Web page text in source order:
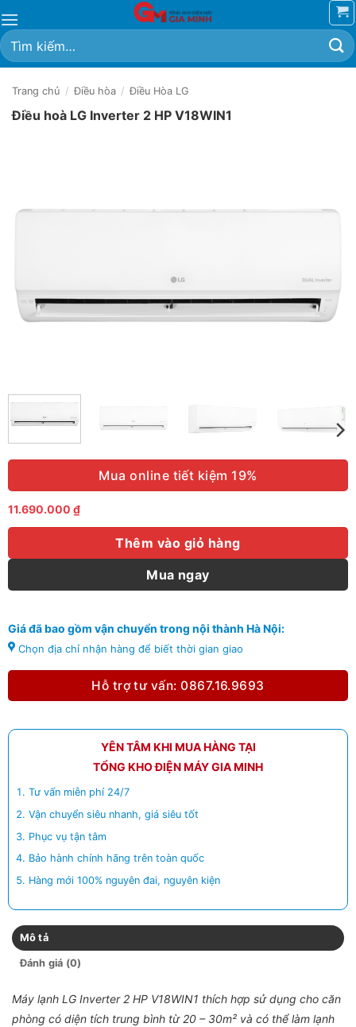
qua
nội
dung
Tìm
kiếm:
Trang chủ / Điều hòa / Điều Hòa LG
Điều hoà LG Inverter 2 HP V18WIN1
Mua online tiết kiệm 19%
11.690.000 ₫
Thêm vào giỏ hàng
Mua ngay
Giá đã bao gồm vận chuyển trong nội thành Hà Nội:
Chọn địa chỉ nhận hàng để biết thời gian giao
Hỗ trợ tư vấn: 0867.16.9693
YÊN TÂM KHI MUA HÀNG TẠI
TỔNG KHO ĐIỆN MÁY GIA MINH
Tư vấn miễn phí 24/7
Vận chuyển siêu nhanh, giá siêu tốt
Phục vụ tận tâm
Bảo hành chính hãng trên toàn quốc
Hàng mới 100% nguyên đai, nguyên kiện
Mô tả
Đánh giá (0)
Máy lạnh LG Inverter 2 HP V18WIN1 thích hợp sử dụng cho căn
phòng có diện tích trung bình từ 20 – 30m² và có thể làm lạnh